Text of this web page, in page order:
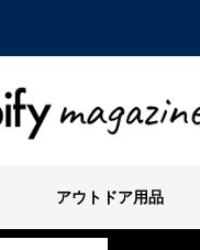
アウトドア用品